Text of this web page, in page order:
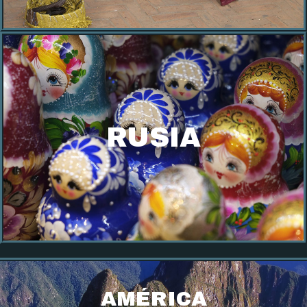
RUSIA
AMÉRICA